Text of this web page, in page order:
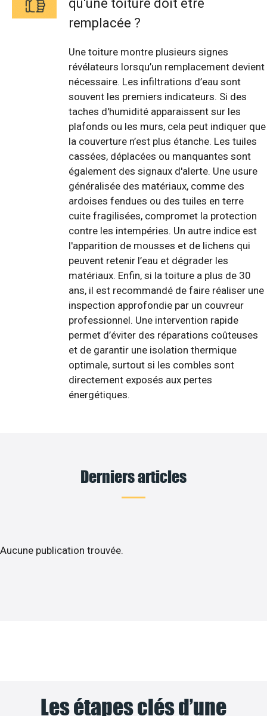
qu'une toiture doit être
remplacée ?
Une toiture montre plusieurs signes
révélateurs lorsqu’un remplacement devient
nécessaire. Les infiltrations d’eau sont
souvent les premiers indicateurs. Si des
taches d'humidité apparaissent sur les
plafonds ou les murs, cela peut indiquer que
la couverture n’est plus étanche. Les tuiles
cassées, déplacées ou manquantes sont
également des signaux d'alerte. Une usure
généralisée des matériaux, comme des
ardoises fendues ou des tuiles en terre
cuite fragilisées, compromet la protection
contre les intempéries. Un autre indice est
l'apparition de mousses et de lichens qui
peuvent retenir l’eau et dégrader les
matériaux. Enfin, si la toiture a plus de 30
ans, il est recommandé de faire réaliser une
inspection approfondie par un couvreur
professionnel. Une intervention rapide
permet d’éviter des réparations coûteuses
et de garantir une isolation thermique
optimale, surtout si les combles sont
directement exposés aux pertes
énergétiques.
Derniers articles
Aucune publication trouvée.
Les étapes clés d’une